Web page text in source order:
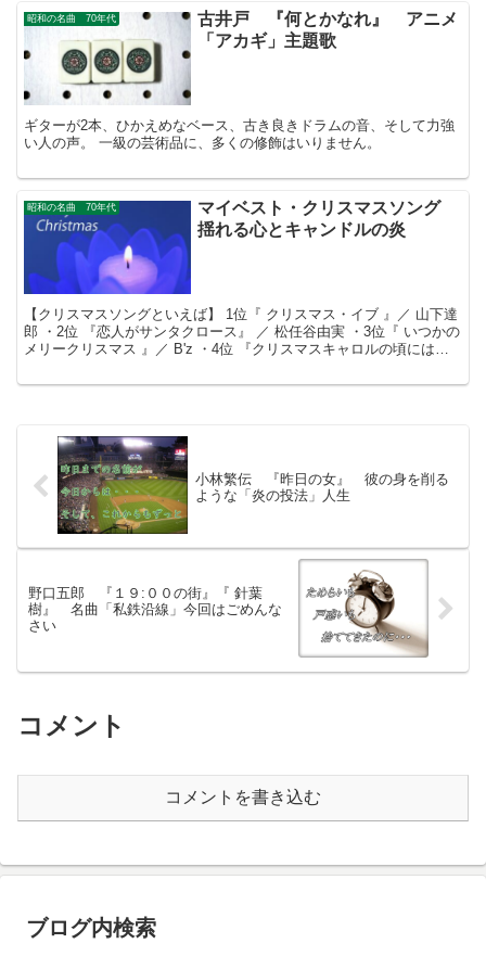
昭和の名曲 70年代
古井戸 『何とかなれ』 アニメ
「アカギ」主題歌
ギターが2本、ひかえめなベース、古き良きドラムの音、そして力強
い人の声。 一級の芸術品に、多くの修飾はいりません。
昭和の名曲 70年代
マイベスト・クリスマスソング
揺れる心とキャンドルの炎
【クリスマスソングといえば】 1位『 クリスマス・イブ 』／ 山下達
郎 ・2位 『恋人がサンタクロース』 ／ 松任谷由実 ・3位『 いつかの
メリークリスマス 』／ B'z ・4位 『クリスマスキャロルの頃には』/
小林繁伝 『昨日の女』 彼の身を削る
ような「炎の投法」人生
野口五郎 『１９:００の街』『 針葉
樹』 名曲「私鉄沿線」今回はごめんな
さい
コメント
コメントを書き込む
ブログ内検索